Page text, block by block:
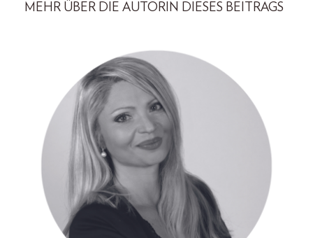
MEHR ÜBER DIE AUTORIN DIESES BEITRAGS